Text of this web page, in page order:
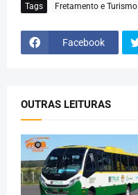
Tags Fretamento e Turismo
Facebook
OUTRAS LEITURAS